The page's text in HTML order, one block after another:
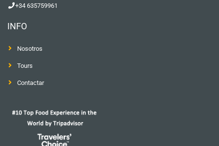
+34 635759961
INFO
Nosotros
Tours
Contactar